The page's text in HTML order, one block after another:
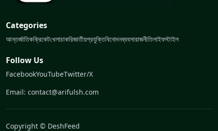
Categories
আন্তর্জাতিকক্রিকেটখেলাচাকরিজাতীয়প্রযুক্তিবিনোদনব্যবসারাজনীতিলাইফস্টাইল
Follow Us
FacebookYouTubeTwitter/X
Email: contact@arifulsh.com
Copyright © DeshFeed